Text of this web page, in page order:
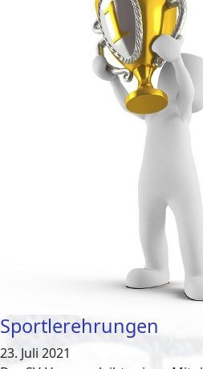
Sportlerehrungen
23. Juli 2021